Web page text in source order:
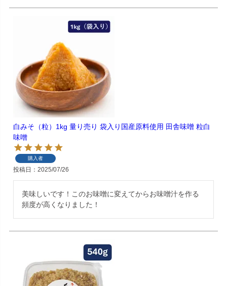
白みそ（粒）1kg 量り売り 袋入り国産原料使用 田舎味噌 粒白
味噌
購入者
投稿日 2025/07/26
美味しいです！このお味噌に変えてからお味噌汁を作る
頻度が高くなりました！